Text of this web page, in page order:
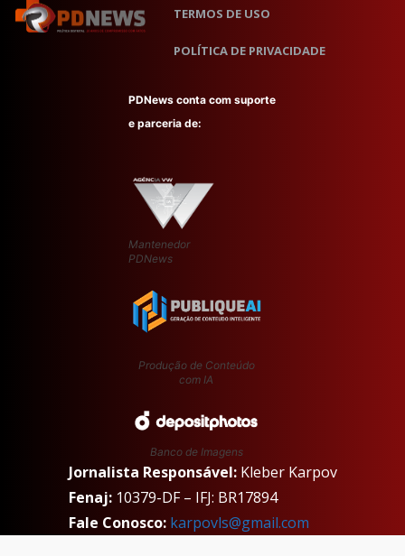
TERMOS DE USO
POLÍTICA DE PRIVACIDADE
PDNews conta com suporte
e parceria de:
Mantenedor
PDNews
Produção de Conteúdo
com IA
Banco de Imagens
Jornalista Responsável:Kleber Karpov
Fenaj:10379-DF – IFJ: BR17894
Fale Conosco: karpovls@gmail.com